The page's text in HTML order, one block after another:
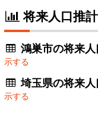
将来人口推
鴻巣市の将来
示する
埼玉県の将来
示する